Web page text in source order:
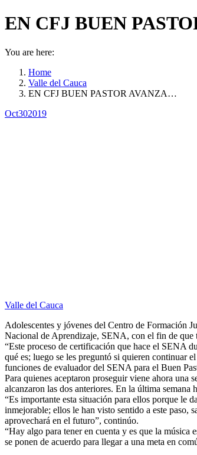
EN CFJ BUEN
You are here:
Home
Valle del Cauca
EN CFJ BUEN PASTOR AVANZA…
Oct302019
Valle del Cauca
Adolescentes y jóvenes del Centro de Formación
Nacional de Aprendizaje, SENA, con el fin de que
“Este proceso de certificación que hace el SENA
qué es; luego se les preguntó si quieren continuar
funciones de evaluador del SENA para el Buen
Para quienes aceptaron proseguir viene ahora una
alcanzaron las dos anteriores. En la última
“Es importante esta situación para ellos porque le
inmejorable; ellos le han visto sentido a este paso,
aprovechará en el futuro”, continúo.
“Hay algo para tener en cuenta y es que la música
se ponen de acuerdo para llegar a una meta en